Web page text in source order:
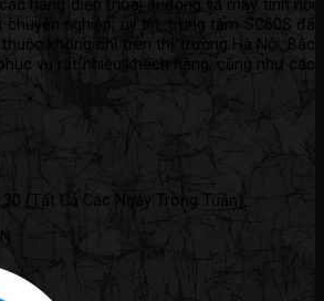
hãng điện thoại di động và máy tính nổi
nghiệp, uy tín, trung tâm SC60S đã
không chỉ trên thị trường Hà Nội, Bắc
vụ rất nhiều khách hàng, cũng như các
(Tất Cả Các Ngày Trong Tuần).